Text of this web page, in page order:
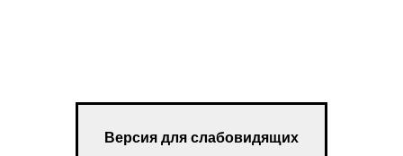
Версия для слабовидящих